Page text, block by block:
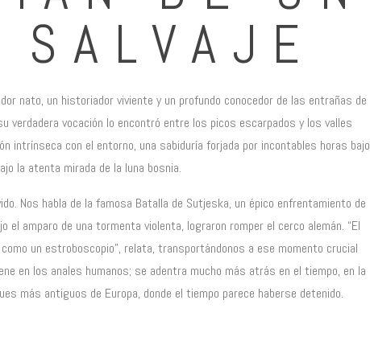
nato, un historiador viviente y un profundo conocedor de las entrañas de
verdadera vocación lo encontró entre los picos escarpados y los valles
intrínseca con el entorno, una sabiduría forjada por incontables horas bajo
la atenta mirada de la luna bosnia.
Nos habla de la famosa Batalla de Sutjeska, un épico enfrentamiento de
el amparo de una tormenta violenta, lograron romper el cerco alemán. “El
un estroboscopio”, relata, transportándonos a ese momento crucial
en los anales humanos; se adentra mucho más atrás en el tiempo, en la
más antiguos de Europa, donde el tiempo parece haberse detenido.